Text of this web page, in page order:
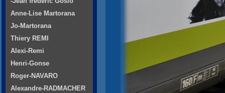
Anne-Lise Martorana
Jo-Martorana
Thiery REMI
Alexi-Remi
Henri-Gonse
Roger-NAVARO
Alexandre-RADMACHER